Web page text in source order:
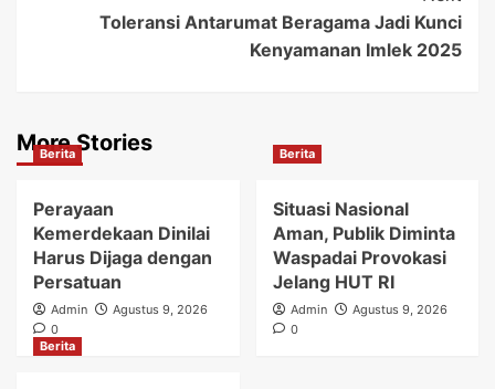
Toleransi Antarumat Beragama Jadi Kunci
Kenyamanan Imlek 2025
More Stories
Berita
Perayaan
Kemerdekaan Dinilai
Harus Dijaga dengan
Persatuan
Admin
Agustus 9, 2026
0
Berita
Situasi Nasional
Aman, Publik Diminta
Waspadai Provokasi
Jelang HUT RI
Admin
Agustus 9, 2026
0
Berita